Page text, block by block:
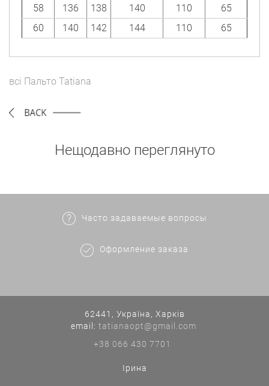
58
136 138 140 110
65
60
140 142 144 110 65
всі Пальто Tatiana
Нещодавно переглянуто
Часто задаваемые вопросы
Оформление заказа
62441, Україна, Харків
еmail: tatianaopt@gmail.com
+38 066 430 7701
Ірина